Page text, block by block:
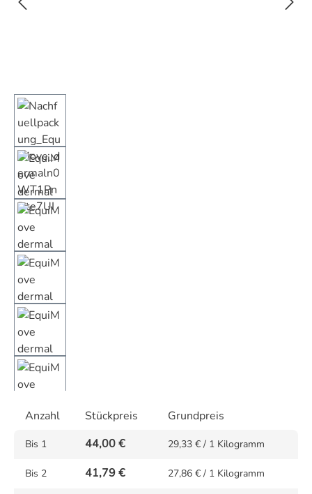
Anzahl Stückpreis Grundpreis
Bis 1 44,00 € 29,33 € / 1 Kilogramm
Bis 2 41,79 € 27,86 € / 1 Kilogramm